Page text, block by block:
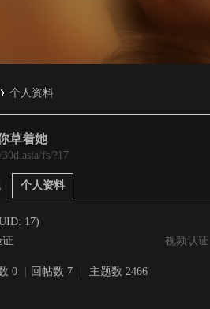
个人资料
草着她
30d.asia/fs/?17
个人资料
17)
视频认证
0 回帖数 7 主题数 2466